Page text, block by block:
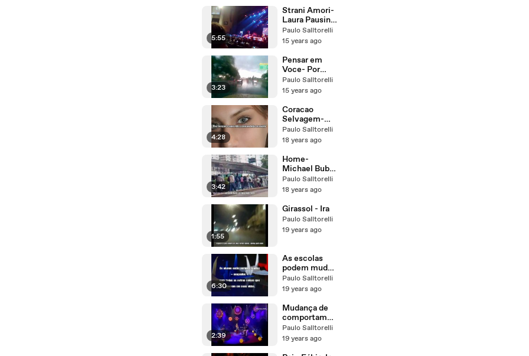
Ahrens e
Paulo
Salltorelli
5:55
Strani Amori-
Laura Pausini
(Filme -
Credicard
Salltorelli-
Camila
Ahrens-em
SP - 06 10 09)
Paulo Salltorelli
15 years ago
3:23
Pensar em
Voce- Por
Paulo
Salltorelli-
Abril de 2011
Paulo Salltorelli
15 years ago
4:28
Coracao
Selvagem-
Belchior -
Legendado
Paulo Salltorelli
18 years ago
3:42
Home-
Michael Bublé
- Traducao
Paulo Salltorelli
18 years ago
1:55
Girassol - Ira
Paulo Salltorelli
19 years ago
6:30
As escolas
podem mudar
?
Paulo Salltorelli
19 years ago
2:39
Mudança de
comportamen
to - Kid
Abelha
Paulo Salltorelli
19 years ago